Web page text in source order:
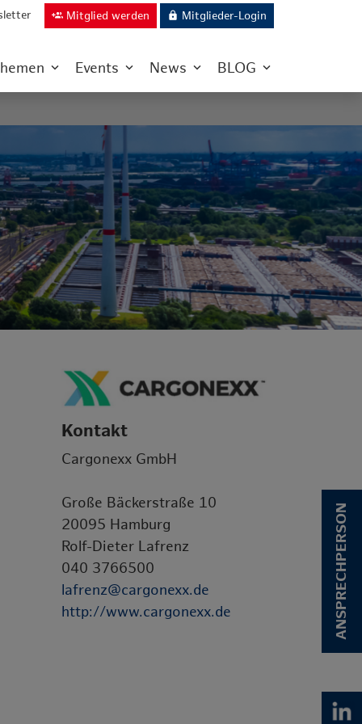
group_add Mitglied werden lock Mitglieder-Login
Events News BLOG
ANSPRECHPERSON
Kontakt
Cargonexx GmbH
Große Bäckerstraße 10
20095 Hamburg
Rolf-Dieter Lafrenz
040 3766500
lafrenz@cargonexx.de
http://www.cargonexx.de